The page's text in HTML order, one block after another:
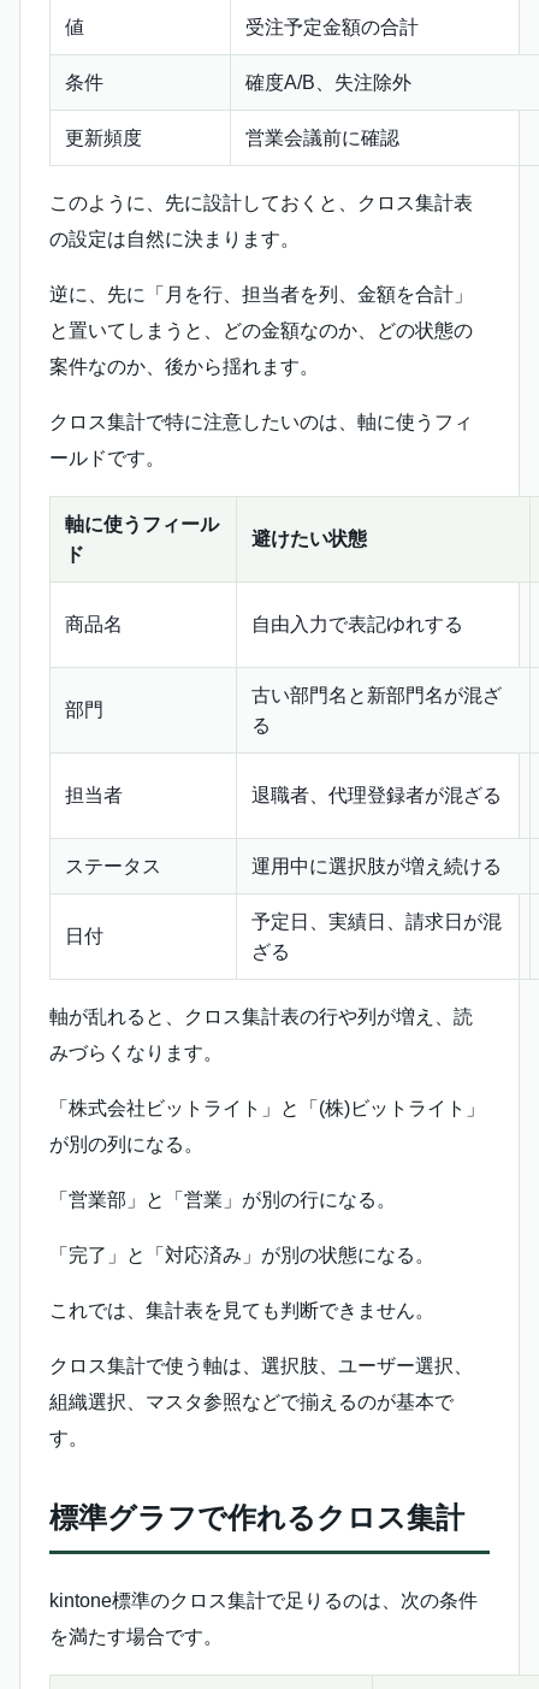
値 受注予定金額の合計
条件 確度A/B、失注除外
更新頻度 営業会議前に確認
このように、先に設計しておくと、クロス集計表
の設定は自然に決まります。
逆に、先に「月を行、担当者を列、金額を合計」
と置いてしまうと、どの金額なのか、どの状態の
案件なのか、後から揺れます。
クロス集計で特に注意したいのは、軸に使うフィ
ールドです。
軸に使うフィール
ド
避けたい状態
商品名 自由入力で表記ゆれする
部門
古い部門名と新部門名が混ざ
る
担当者 退職者、代理登録者が混ざる
ステータス 運用中に選択肢が増え続ける
日付
予定日、実績日、請求日が混
ざる
軸が乱れると、クロス集計表の行や列が増え、読
みづらくなります。
「株式会社ビットライト」と「(株)ビットライト」
が別の列になる。
「営業部」と「営業」が別の行になる。
「完了」と「対応済み」が別の状態になる。
これでは、集計表を見ても判断できません。
クロス集計で使う軸は、選択肢、ユーザー選択、
組織選択、マスタ参照などで揃えるのが基本で
す。
標準グラフで作れるクロス集計
kintone標準のクロス集計で足りるのは、次の条件
を満たす場合です。